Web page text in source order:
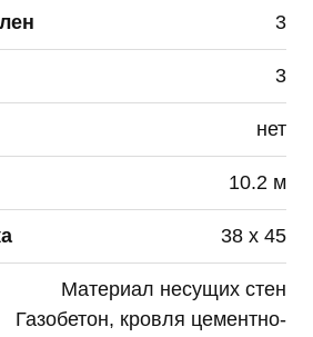
3
3
нет
10.2 м
38 х 45
Материал несущих стен
Газобетон, кровля цементно-
давая такое согласие, я
воле и в своих
до достижения целей
установленных
*